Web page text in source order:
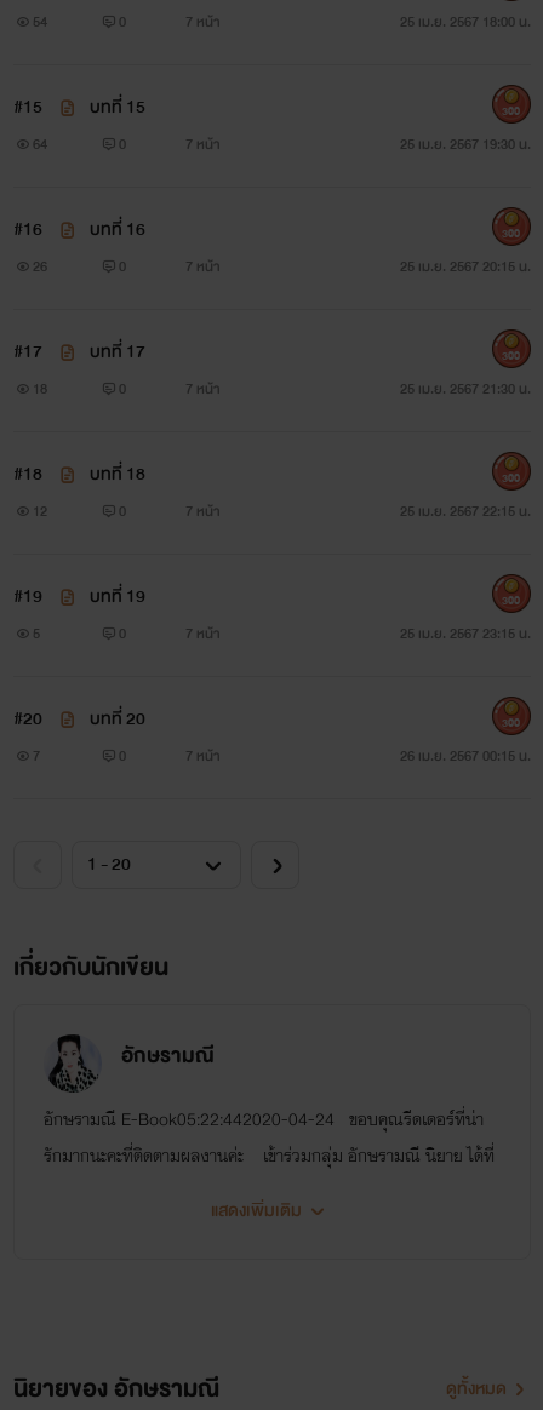
54 0 7 หน้า 25 เม.ย. 2567 18:00 น.
#15 บทที่ 15
64 0 7 หน้า 25 เม.ย. 2567 19:30 น.
300
#16 บทที่ 16
26 0 7 หน้า 25 เม.ย. 2567 20:15 น.
300
#17 บทที่ 17
18 0 7 หน้า 25 เม.ย. 2567 21:30 น.
300
#18 บทที่ 18
12 0 7 หน้า 25 เม.ย. 2567 22:15 น.
300
#19 บทที่ 19
5 0 7 หน้า 25 เม.ย. 2567 23:15 น.
300
#20 บทที่ 20
7 0 7 หน้า 26 เม.ย. 2567 00:15 น.
300
เกี่ยวกับนักเขียน
อักษรามณี
อักษรามณี E-Book05:22:442020-04-24 ขอบคุณรีดเดอร์ที่น่า
รักมากนะคะที่ติดตามผลงานค่ะ เข้าร่วมกลุ่ม อักษรามณี นิยาย ได้ที่
นี่ค่ะ https://www.facebook.com/groups/731945123609177/
--------------------------------------------------------------
แสดงเพิ่มเติม
นิยายของ อักษรามณี ดูทั้งหมด